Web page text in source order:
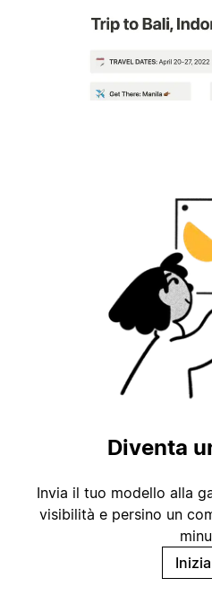
Diventa
Invia il tuo modello alla
visibilità e persino un
Inizia